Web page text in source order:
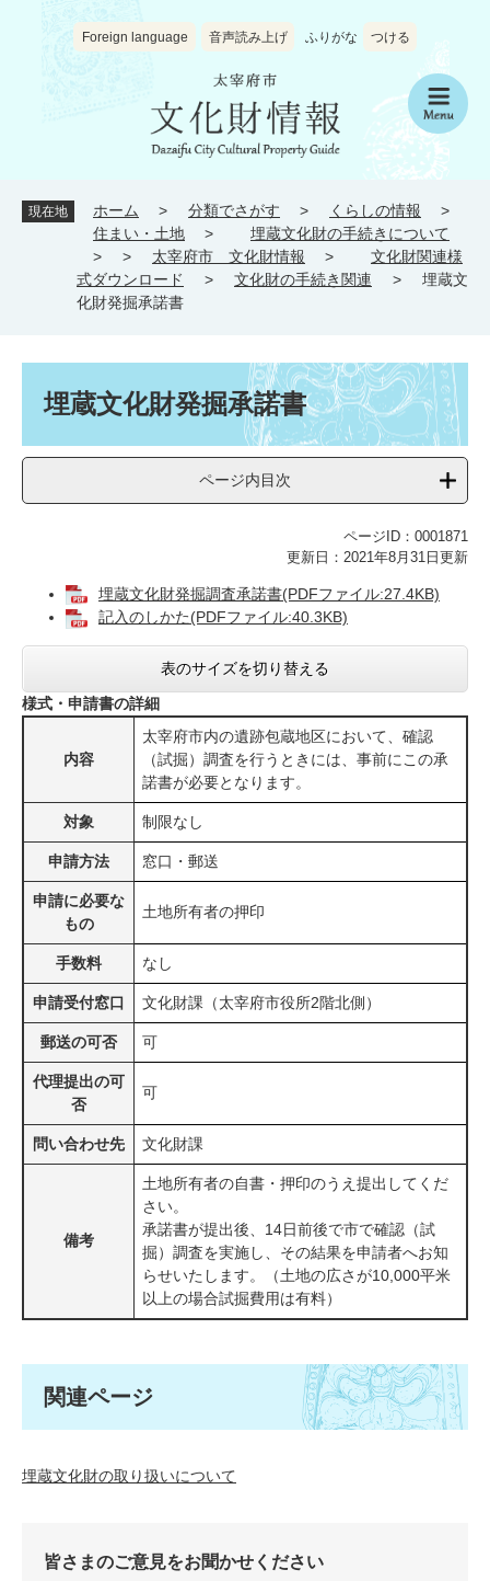
メ
ニ
ュ
ー
Foreign language 音声読み上げ ふりがな つける
現在地 ホーム > 分類でさがす > くらしの情報
>
住まい・土地
>
埋蔵文化財の手続きについて
>
> 太宰府市 文化財情報 >
文化財関連様
式ダウンロード
> 文化財の手続き関連 >
埋蔵文
化財発掘承諾書
埋蔵文化財発掘承諾書
ページ内目次
ページID：0001871
更新日：2021年8月31日更新
埋蔵文化財発掘調査承諾書(PDFファイル:27.4KB)
記入のしかた(PDFファイル:40.3KB)
表のサイズを切り替える
様式・申請書の詳細
内容
太宰府市内の遺跡包蔵地区において、確認
（試掘）調査を行うときには、事前にこの承
諾書が必要となります。
対象 制限なし
申請方法 窓口・郵送
申請に必要な
もの
土地所有者の押印
手数料 なし
申請受付窓口 文化財課（太宰府市役所2階北側）
郵送の可否 可
代理提出の可
否
可
問い合わせ先 文化財課
備考
土地所有者の自書・押印のうえ提出してくだ
さい。
承諾書が提出後、14日前後で市で確認（試
掘）調査を実施し、その結果を申請者へお知
らせいたします。（土地の広さが10,000平米
以上の場合試掘費用は有料）
関連ページ
埋蔵文化財の取り扱いについて
皆さまのご意見をお聞かせください